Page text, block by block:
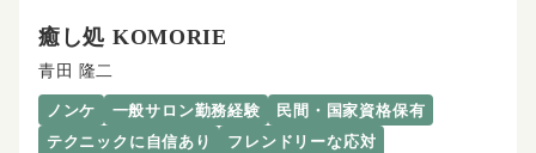
癒し処 KOMORIE
青田 隆二
ノンケ 一般サロン勤務経験
民間・国家資格保有
テクニックに自信あり
フレンドリーな応対